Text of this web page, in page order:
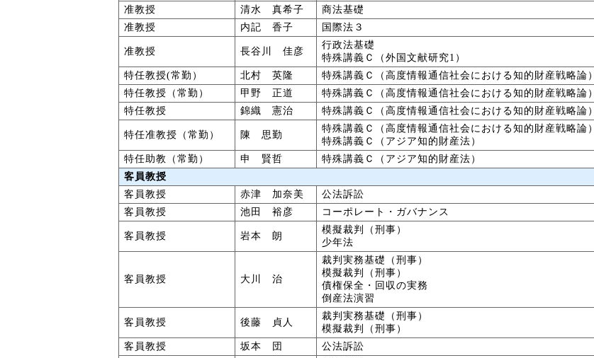
准教授
清水 真希子
商法基礎
准教授
内記 香子 国際法３
准教授 長谷川 佳彦
行政法基礎
特殊講義Ｃ（外国文献研究1）
特任教授(常勤）
北村 英隆
特殊講義Ｃ（高度情報通信社会における知的財産戦略論）
特任教授（常勤）
甲野 正道
特殊講義Ｃ（高度情報通信社会における知的財産戦略論）
特任教授
錦織 憲治 特殊講義Ｃ（高度情報通信社会における知的財産戦略論）
特任准教授（常勤） 陳 思勤
特殊講義Ｃ（高度情報通信社会における知的財産戦略論）
特殊講義Ｃ（アジア知的財産法）
特任助教（常勤）
申 賢哲
特殊講義Ｃ（アジア知的財産法）
客員教授
客員教授
赤津 加奈美
公法訴訟
客員教授
池田 裕彦 コーポレート・ガバナンス
客員教授 岩本 朗
模擬裁判（刑事）
少年法
客員教授 大川 治
裁判実務基礎（刑事）
模擬裁判（刑事）
債権保全・回収の実務
倒産法演習
客員教授 後藤 貞人
裁判実務基礎（刑事）
模擬裁判（刑事）
客員教授
坂本 団 公法訴訟